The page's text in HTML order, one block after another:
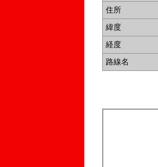
住所
緯度
経度
路線名